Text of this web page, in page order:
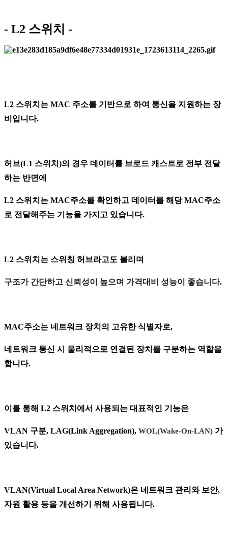
- L2 스위치 -
L2 스위치는 MAC 주소를 기반으로 하여 통신을 지원하는 장
비입니다.
허브(L1 스위치)의 경우 데이터를 브로드 캐스트로 전부 전달
하는 반면에
L2 스위치는 MAC주소를 확인하고 데이터를 해당 MAC주소
로 전달해주는 기능을 가지고 있습니다.
L2 스위치는 스위칭 허브라고도 불리며
구조가 간단하고 신뢰성이 높으며 가격대비 성능이 좋습니다.
MAC주소는 네트워크 장치의 고유한 식별자로,
네트워크 통신 시 물리적으로 연결된 장치를 구분하는 역할을
합니다.
이를 통해 L2 스위치에서 사용되는 대표적인 기능은
VLAN 구분, LAG(Link Aggregation), WOL(Wake-On-LAN) 가
있습니다.
VLAN(Virtual Local Area Network)은 네트워크 관리와 보안,
자원 활용 등을 개선하기 위해 사용됩니다.